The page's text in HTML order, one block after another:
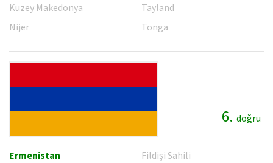
Kuzey Makedonya
Nijer
Tayland
Tonga
6. doğru
Ermenistan
Fildişi Sahili